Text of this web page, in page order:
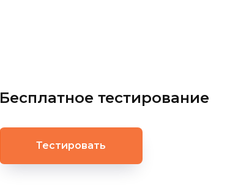
Бесплатное тестирование
Тестировать